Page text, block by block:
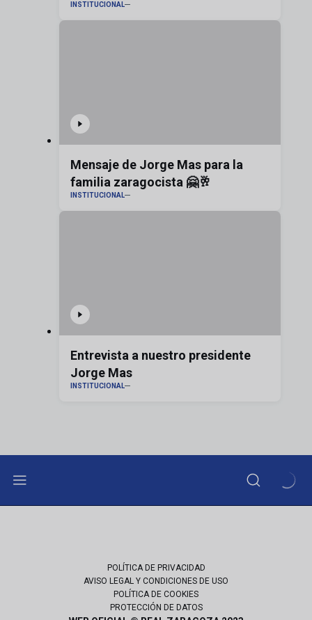
Zaragoza
INSTITUCIONAL
Mensaje de Jorge Mas para la
familia zaragocista 🤗🥂
INSTITUCIONAL
Entrevista a nuestro presidente
Jorge Mas
INSTITUCIONAL
POLÍTICA DE PRIVACIDAD
AVISO LEGAL Y CONDICIONES DE USO
POLÍTICA DE COOKIES
PROTECCIÓN DE DATOS